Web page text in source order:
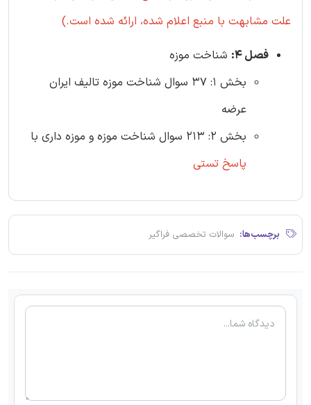
علت مشابهت با منبع اعلام شده، ارائه شده است.)
فصل 4:
شناخت موزه
بخش 1: 37 سوال شناخت موزه تالیف ایران
عرضه
بخش 2: 213 سوال شناخت موزه و موزه داری با
پاسخ تستی
برچسب‌ها: سوالات تخصصی فراگیر